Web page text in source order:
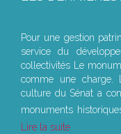
Pour une gestion
service du
collectivités Le
comme une
culture du Sénat a
monuments
Lire la suite